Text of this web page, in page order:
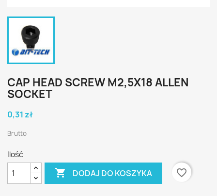
CAP HEAD SCREW M2,5X18 ALLEN
SOCKET
0,31 zł
Brutto
Ilość
 DODAJ DO KOSZYKA favorite_border